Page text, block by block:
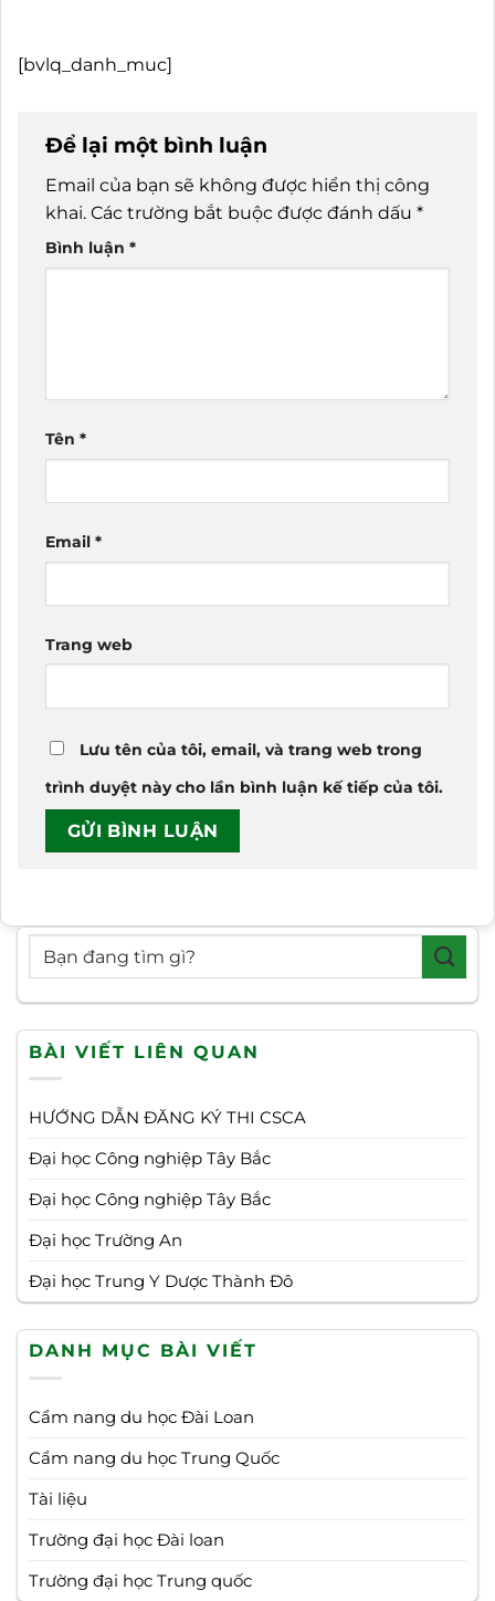
[bvlq_danh_muc]
Để lại một bình luận
Email của bạn sẽ không được hiển thị công
khai. Các trường bắt buộc được đánh dấu *
Bình luận *
Tên *
Email *
Trang web
Lưu tên của tôi, email, và trang web trong
trình duyệt này cho lần bình luận kế tiếp của tôi.
BÀI VIẾT LIÊN QUAN
HƯỚNG DẪN ĐĂNG KÝ THI CSCA
Đại học Công nghiệp Tây Bắc
Đại học Công nghiệp Tây Bắc
Đại học Trường An
Đại học Trung Y Dược Thành Đô
DANH MỤC BÀI VIẾT
Cẩm nang du học Đài Loan
Cẩm nang du học Trung Quốc
Tài liệu
Trường đại học Đài loan
Trường đại học Trung quốc